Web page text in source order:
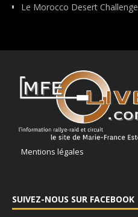
Le Morocco Desert Challenge
Mentions légales
SUIVEZ-NOUS SUR FACEBOOK